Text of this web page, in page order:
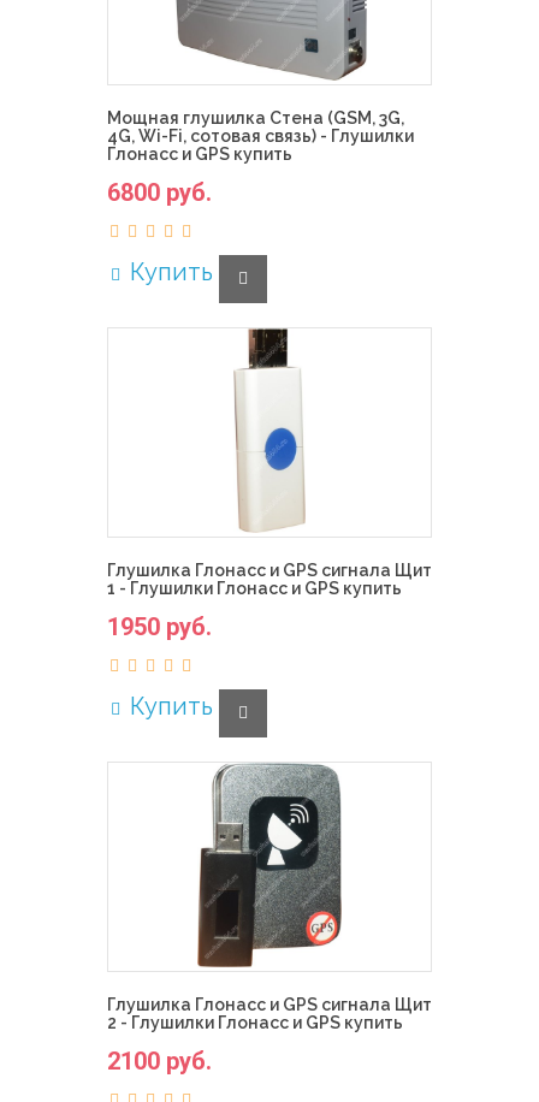
Мощная глушилка Стена (GSM, 3G,
4G, Wi-Fi, сотовая связь) - Глушилки
Глонасс и GPS купить
6800 руб.
Купить
Глушилка Глонасс и GPS сигнала Щит
1 - Глушилки Глонасс и GPS купить
1950 руб.
Купить
Глушилка Глонасс и GPS сигнала Щит
2 - Глушилки Глонасс и GPS купить
2100 руб.